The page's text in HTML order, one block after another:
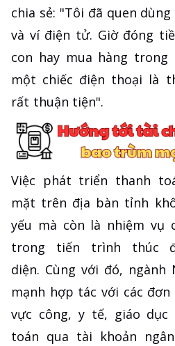
chia sẻ: "Tôi đã quen
và ví điện tử. Giờ đóng
con hay mua hàng
một chiếc điện thoại là
rất thuận tiện".
Việc phát triển thanh
mặt trên địa bàn tỉnh
yếu mà còn là nhiệm vụ
trong tiến trình thúc
diện. Cùng với đó, ngành
mạnh hợp tác với các
vực công, y tế, giáo
toán qua tài khoản